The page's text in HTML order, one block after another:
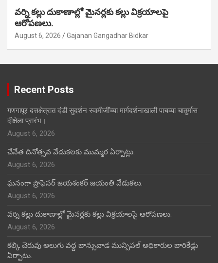
వర్ని కల్లు దుకాణాల్లో మైనర్లకు కల్లు విక్రయాలపై
ఆరోపణలు.
August 6, 2026 Gajanan Gangadhar Bidkar
Recent Posts
गणगापूर दत्तक्षेत्रात दंडी सुदर्शन स्वामीजींच्या मार्गदर्शनाखाली पाचव्या चातुर्मास
दीक्षेला प्रारंभ।
August 6, 2026
చేనేత దినోత్సవ వేడుకలకు ముమ్మర ఏర్పాట్లు.
August 6, 2026
ఘనంగా ప్రొఫెసర్ జయశంకర్ జయంతి వేడుకలు.
August 6, 2026
వర్ని కల్లు దుకాణాల్లో మైనర్లకు కల్లు విక్రయాలపై ఆరోపణలు.
August 6, 2026
కల్కి చెరువు అలుగు వద్ద బాన్సువాడ మున్సిపల్ అధికారుల బారికేడ్లు
ఏర్పాటు.